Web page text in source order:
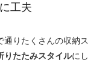
工夫
りたくさんの収納ス
りたたみスタイルにし